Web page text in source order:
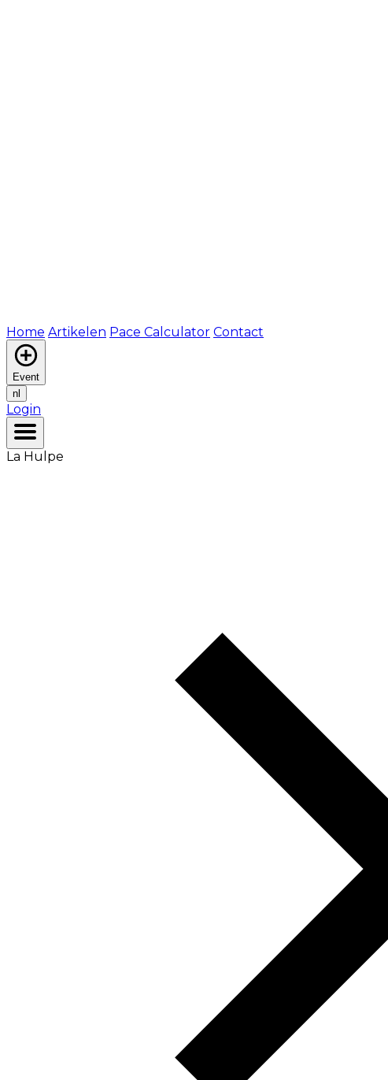
Home Artikelen Pace Calculator Contact
Event
nl
Login
La Hulpe